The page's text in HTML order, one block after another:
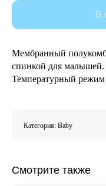
В
Мембранный
спинкой для
Температурный режим
Категория: Baby
Смотрите также